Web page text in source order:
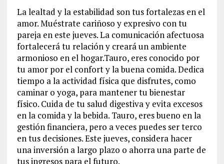
La lealtad y la estabilidad son tus fortalezas en el
amor. Muéstrate cariñoso y expresivo con tu
pareja en este jueves. La comunicación afectuosa
fortalecerá tu relación y creará un ambiente
armonioso en el hogar.Tauro, eres conocido por
tu amor por el confort y la buena comida. Dedica
tiempo a la actividad física que disfrutes, como
caminar o yoga, para mantener tu bienestar
físico. Cuida de tu salud digestiva y evita excesos
en la comida y la bebida. Tauro, eres bueno en la
gestión financiera, pero a veces puedes ser terco
en tus decisiones. Este jueves, considera hacer
una inversión a largo plazo o ahorra una parte de
tus ingresos para el futuro.